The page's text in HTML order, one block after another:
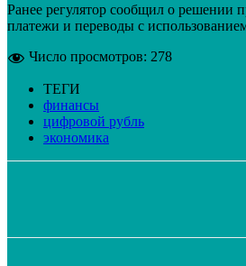
Ранее регулятор сообщил о решении
платежи и переводы с
Число просмотров: 278
ТЕГИ
финансы
цифровой рубль
экономика